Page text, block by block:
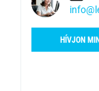
HÍVJON